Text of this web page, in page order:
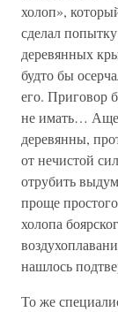
холоп»,
сделал
деревянных
будто бы
его. Приговор
не имать… Аще
деревянны,
от нечистой
отрубить
проще
холопа
нашлось
То же